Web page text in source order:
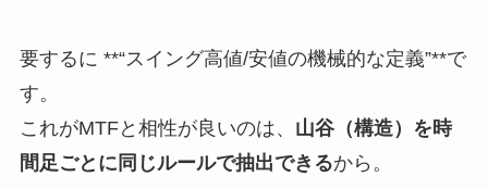
要するに **“スイング高値/安値の機械的な定義”**で
す。
これがMTFと相性が良いのは、 山谷（構造）を時
間足ごとに同じルールで抽出できるから。